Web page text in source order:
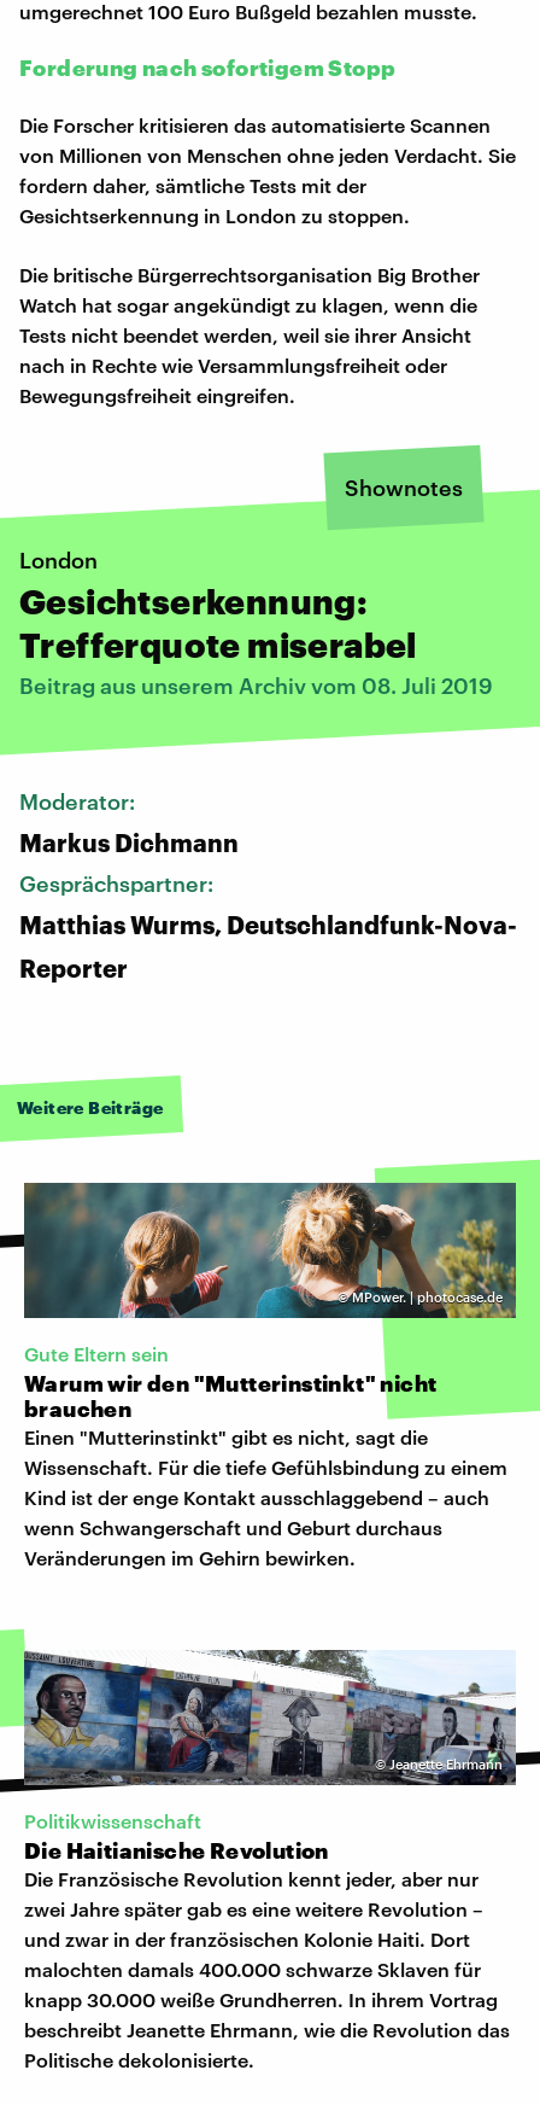
umgerechnet 100 Euro Bußgeld bezahlen musste.
Forderung nach sofortigem Stopp
Die Forscher kritisieren das automatisierte Scannen
von Millionen von Menschen ohne jeden Verdacht. Sie
fordern daher, sämtliche Tests mit der
Gesichtserkennung in London zu stoppen.
Die britische Bürgerrechtsorganisation Big Brother
Watch hat sogar angekündigt zu klagen, wenn die
Tests nicht beendet werden, weil sie ihrer Ansicht
nach in Rechte wie Versammlungsfreiheit oder
Bewegungsfreiheit eingreifen.
Shownotes
London
Gesichtserkennung:
Trefferquote miserabel
Beitrag aus unserem Archiv vom 08. Juli 2019
Moderator:
Markus Dichmann
Gesprächspartner:
Matthias Wurms, Deutschlandfunk-Nova-
Reporter
Weitere Beiträge
©MPower. | photocase.de
Gute Eltern sein
Warum wir den "Mutterinstinkt" nicht
brauchen
Einen "Mutterinstinkt" gibt es nicht, sagt die
Wissenschaft. Für die tiefe Gefühlsbindung zu einem
Kind ist der enge Kontakt ausschlaggebend – auch
wenn Schwangerschaft und Geburt durchaus
Veränderungen im Gehirn bewirken.
©Jeanette Ehrmann
Politikwissenschaft
Die Haitianische Revolution
Die Französische Revolution kennt jeder, aber nur
zwei Jahre später gab es eine weitere Revolution –
und zwar in der französischen Kolonie Haiti. Dort
malochten damals 400.000 schwarze Sklaven für
knapp 30.000 weiße Grundherren. In ihrem Vortrag
beschreibt Jeanette Ehrmann, wie die Revolution das
Politische dekolonisierte.